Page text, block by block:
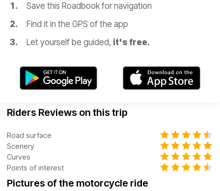
Save this Roadbook for navigation
Find it in the GPS of the app
Let yourself be guided, it's free.
Riders Reviews on this trip
Road surface
Scenery
Curves
Points of interest
Pictures of the motorcycle ride